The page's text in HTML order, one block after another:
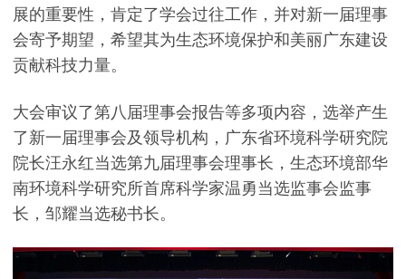
展的重要性，肯定了学会过往工作，并对新一届理事
会寄予期望，希望其为生态环境保护和美丽广东建设
贡献科技力量。
大会审议了第八届理事会报告等多项内容，选举产生
了新一届理事会及领导机构，广东省环境科学研究院
院长汪永红当选第九届理事会理事长，生态环境部华
南环境科学研究所首席科学家温勇当选监事会监事
长，邹耀当选秘书长。